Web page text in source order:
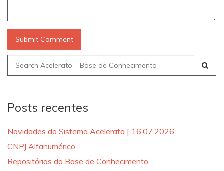
Search
for:
Posts recentes
Novidades do Sistema Acelerato | 16.07.2026
CNPJ Alfanumérico
Repositórios da Base de Conhecimento